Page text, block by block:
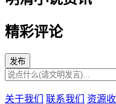
精彩评论
发布
关于我们 联系我们 资源